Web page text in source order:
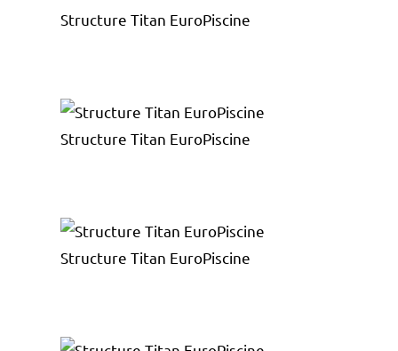
Structure Titan EuroPiscine
Structure Titan EuroPiscine
Structure Titan EuroPiscine